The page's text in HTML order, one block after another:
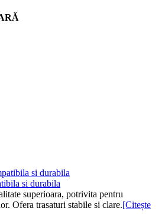
si durabila
superioara, potrivita pentru
Ofera trasaturi stabile si clare.[Citește